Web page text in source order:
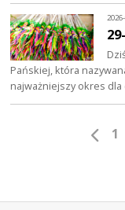
Pańskiej, która
najważniejszy okres
1